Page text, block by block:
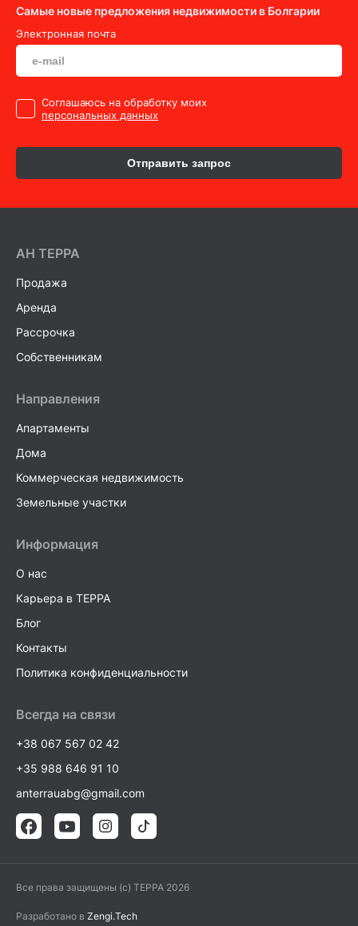
Самые новые предложения недвижимости в Болгарии
Электронная почта
Cоглашаюсь на обработку моих
персональных данных
Отправить запрос
AH ТEPPA
Продажа
Аренда
Рассрочка
Собственникам
Направления
Апартаменты
Дома
Коммерческая недвижимость
Земельные участки
Информация
О нас
Карьера в TEPPA
Блог
Контакты
Политика конфиденциальности
Всегда на связи
+38 067 567 02 42
+35 988 646 91 10
anterrauabg@gmail.com
Все права защищены (c) TEPPA 2026
Разработано в Zengi.Tech